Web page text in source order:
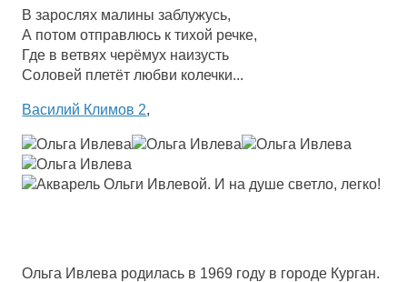
В зарослях малины заблужусь,
А потом отправлюсь к тихой речке,
Где в ветвях черёмух наизусть
Соловей плетёт любви колечки...
Василий Климов 2,
Ольга Ивлева родилась в 1969 году в городе Курган.